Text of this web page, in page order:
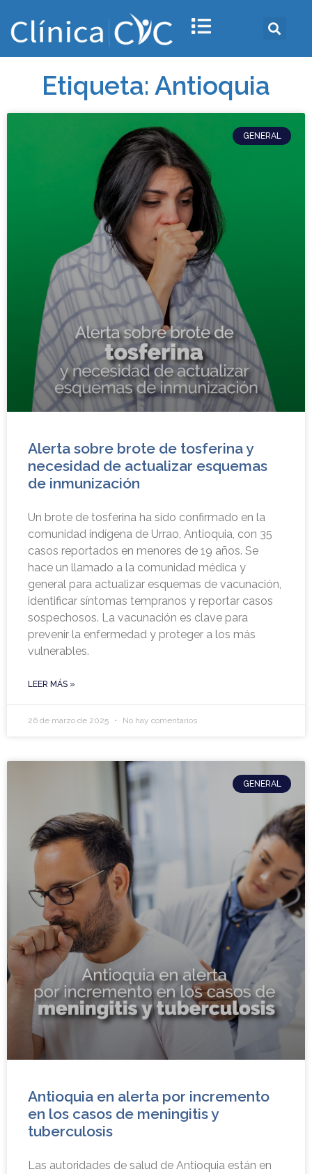
Etiqueta: Antioquia
GENERAL
Alerta sobre brote de tosferina y
necesidad de actualizar esquemas
de inmunización
Un brote de tosferina ha sido confirmado en la
comunidad indígena de Urrao, Antioquia, con 35
casos reportados en menores de 19 años. Se
hace un llamado a la comunidad médica y
general para actualizar esquemas de vacunación,
identificar síntomas tempranos y reportar casos
sospechosos. La vacunación es clave para
prevenir la enfermedad y proteger a los más
vulnerables.
LEER MÁS »
26 de marzo de 2025 No hay comentarios
GENERAL
Antioquia en alerta por incremento
en los casos de meningitis y
tuberculosis
Las autoridades de salud de Antioquia están en